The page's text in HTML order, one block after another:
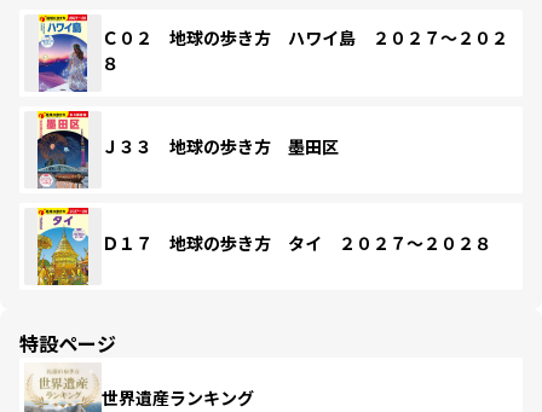
Ｃ０２ 地球の歩き方 ハワイ島 ２０２７～２０２
８
Ｊ３３ 地球の歩き方 墨田区
Ｄ１７ 地球の歩き方 タイ ２０２７～２０２８
特設ページ
世界遺産ランキング